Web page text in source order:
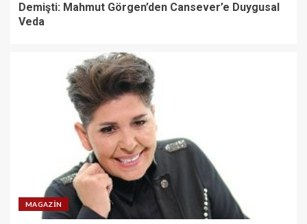
Demişti: Mahmut Görgen’den Cansever’e Duygusal
Veda
MAGAZIN